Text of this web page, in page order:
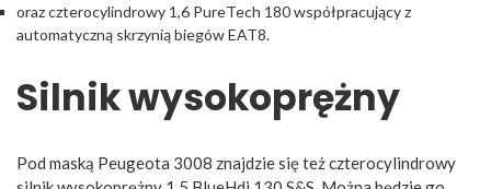
oraz czterocylindrowy 1,6 PureTech 180 współpracujący z
automatyczną skrzynią biegów EAT8.
Silnik wysokoprężny
Pod maską Peugeota 3008 znajdzie się też czterocylindrowy